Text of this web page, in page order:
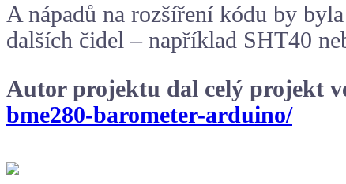
A nápadů na rozšíření kódu by
dalších čidel – například SHT40
Autor projektu dal celý projekt
bme280-barometer-arduino/